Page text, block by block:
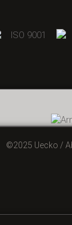
©2025 Uecko /